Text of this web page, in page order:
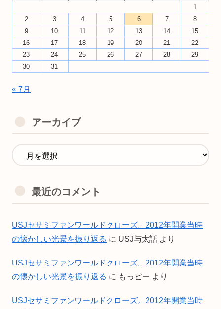
1
2
3 4 5 6 7
8
9
10 11 12 13 14
15
16
17 18 19 20 21
22
23
24 25 26 27 28
29
30
31
« 7月
アーカイブ
最近のコメント
USJセサミファンワールドクローズ。2012年開業当時
の懐かしい光景を振り返る に USJ与太話 より
USJセサミファンワールドクローズ。2012年開業当時
の懐かしい光景を振り返る に もっピー より
USJセサミファンワールドクローズ。2012年開業当時